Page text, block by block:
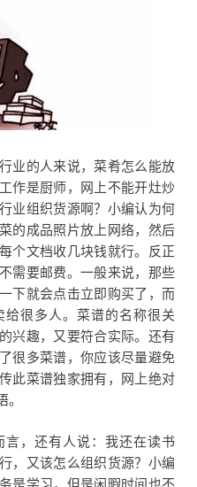
的人来说，菜肴怎么能放
作是厨师，网上不能开灶炒
业组织货源啊？小编认为何
的成品照片放上网络，然后
个文档收几块钱就行。反正
需要邮费。一般来说，那些
下就会点击立即购买了，而
给很多人。菜谱的名称很关
兴趣，又要符合实际。还有
很多菜谱，你应该尽量避免
此菜谱独家拥有，网上绝对
。
言，还有人说：我还在读书
，又该怎么组织货源？小编